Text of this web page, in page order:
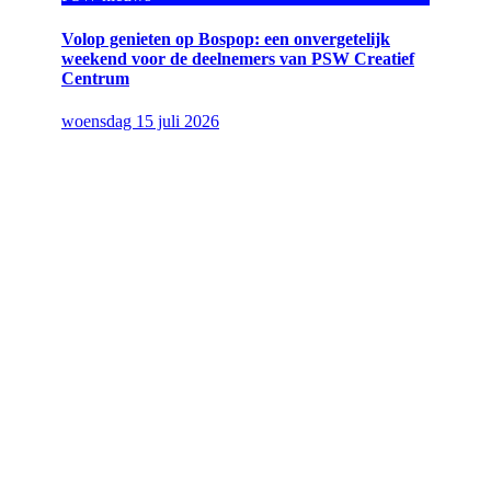
Volop genieten op Bospop: een onvergetelijk
weekend voor de deelnemers van PSW Creatief
Centrum
woensdag 15 juli 2026